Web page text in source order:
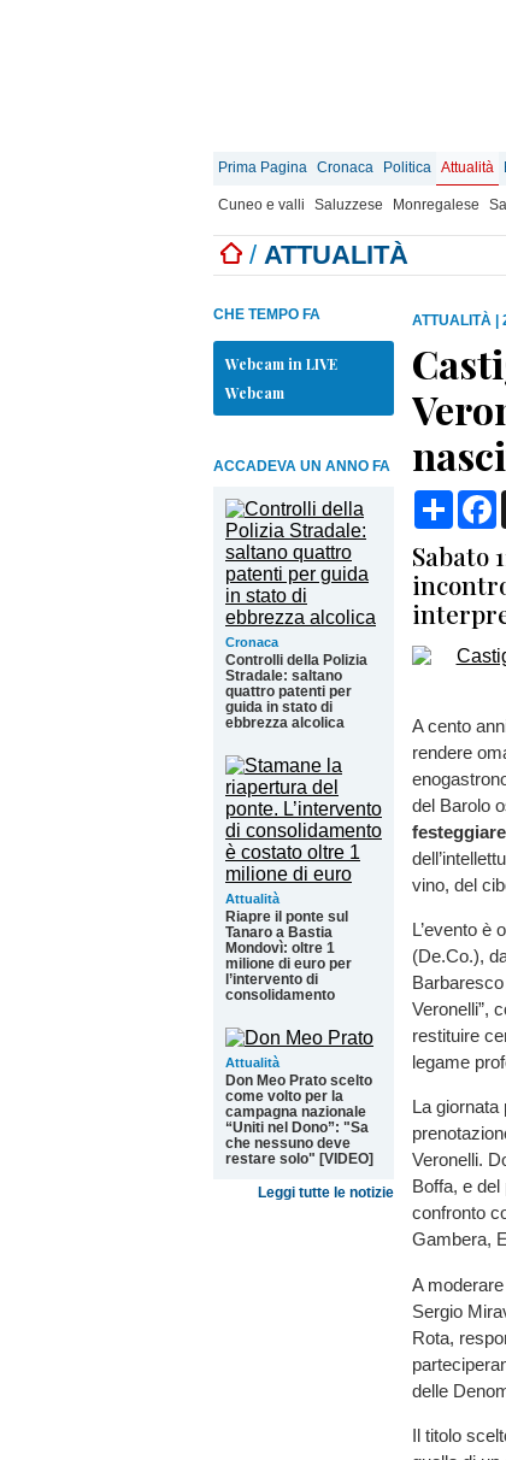
Prima Pagina Cronaca Politica Attualità
Cuneo e valli Saluzzese Monregalese
/ ATTUALITÀ
CHE TEMPO FA
Webcam in LIVE
Webcam
ACCADEVA UN ANNO FA
Cronaca
Controlli della Polizia
Stradale: saltano
quattro patenti per
guida in stato di
ebbrezza alcolica
Attualità
Riapre il ponte sul
Tanaro a Bastia
Mondovì: oltre 1
milione di euro per
l’intervento di
consolidamento
Attualità
Don Meo Prato scelto
come volto per la
campagna nazionale
“Uniti nel Dono”: "Sa
che nessuno deve
restare solo" [VIDEO]
Leggi tutte le notizie
ATTUALITÀ
Sabato
A cento
rendere
del Barolo
vino, del
L’evento è
(De.Co.),
Veronelli”,
restituire
legame
La giornata
Veronelli.
Boffa, e
confronto
Gambera,
A
Sergio
Rota,
delle
Il titolo